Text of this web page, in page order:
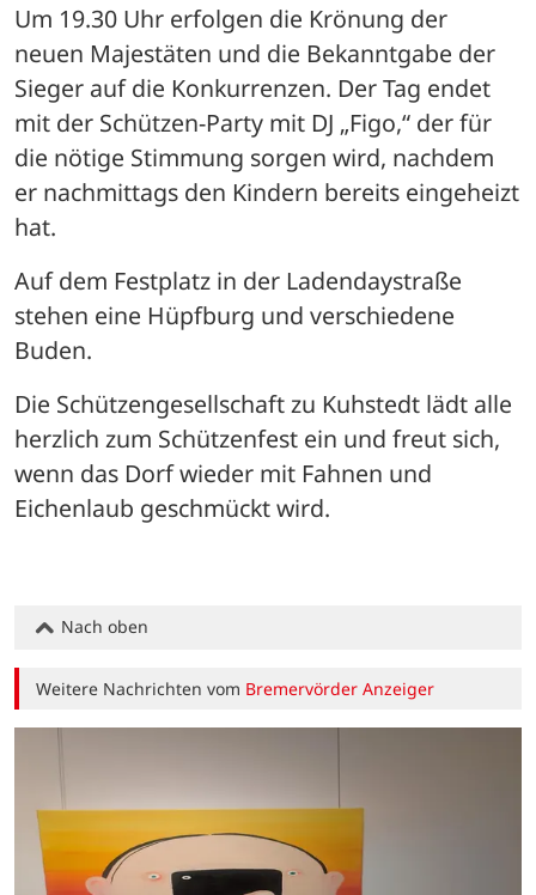
Um 19.30 Uhr erfolgen die Krönung der
neuen Majestäten und die Bekanntgabe der
Sieger auf die Konkurrenzen. Der Tag endet
mit der Schützen-Party mit DJ „Figo,“ der für
die nötige Stimmung sorgen wird, nachdem
er nachmittags den Kindern bereits eingeheizt
hat.
Auf dem Festplatz in der Ladendaystraße
stehen eine Hüpfburg und verschiedene
Buden.
Die Schützengesellschaft zu Kuhstedt lädt alle
herzlich zum Schützenfest ein und freut sich,
wenn das Dorf wieder mit Fahnen und
Eichenlaub geschmückt wird.
Nach oben
Weitere Nachrichten vom Bremervörder Anzeiger